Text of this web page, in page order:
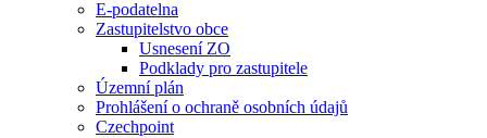
E-podatelna
Zastupitelstvo obce
Usnesení ZO
Podklady pro zastupitele
Územní plán
Prohlášení o ochraně osobních údajů
Czechpoint